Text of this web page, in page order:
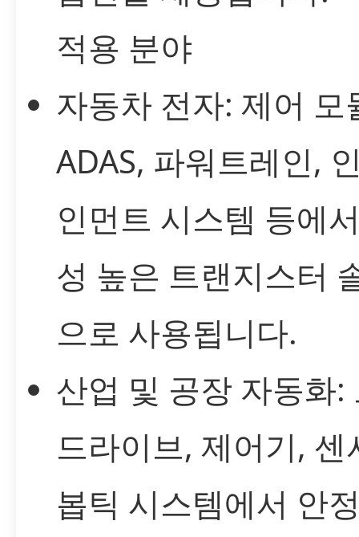
적용 분야
자동차 전자: 제어 모
ADAS, 파워트레인,
인먼트 시스템 등에
성 높은 트랜지스터
으로 사용됩니다.
산업 및 공장 자동화:
드라이브, 제어기, 센
봅틱 시스템에서 안